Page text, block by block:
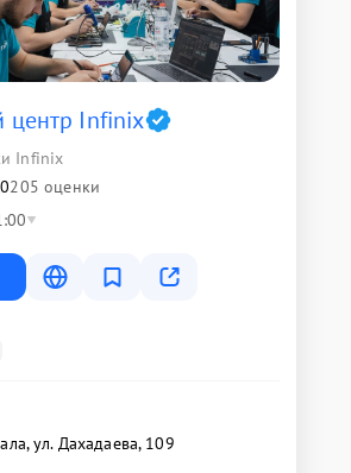
центр Infinix
Infinix
205 оценки
ул. Дахадаева, 109